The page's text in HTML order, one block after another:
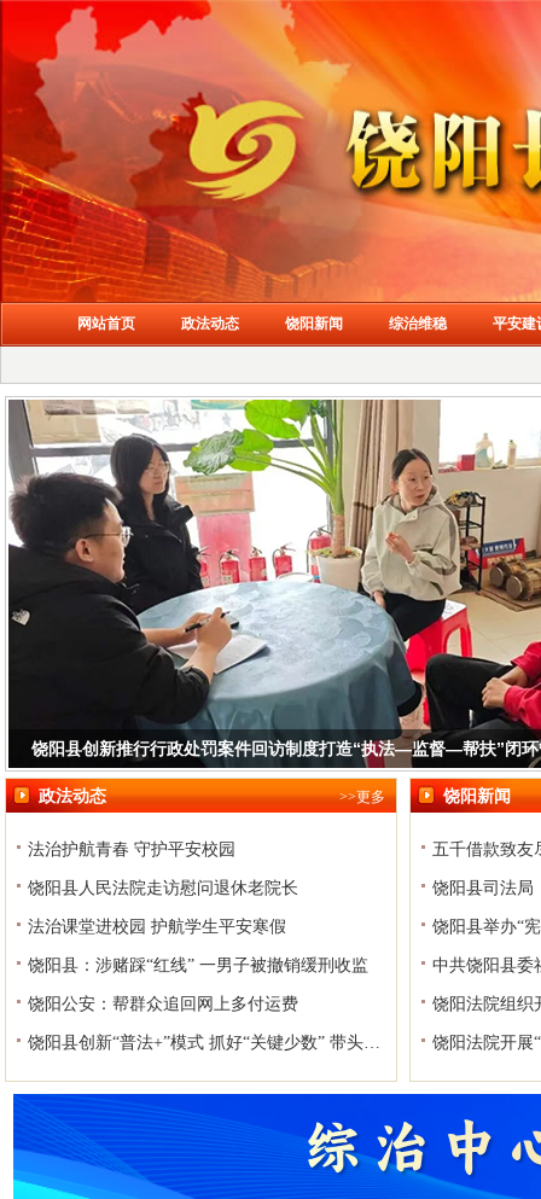
网站首页 政法动态 饶阳新闻 综治维稳 平安建
饶阳县创新推行行政处罚案件回访制度打造“执法—监督—帮扶”闭
政法动态 >>更多
法治护航青春 守护平安校园
饶阳县人民法院走访慰问退休老院长
法治课堂进校园 护航学生平安寒假
饶阳县：涉赌踩“红线” 一男子被撤销缓刑收监
饶阳公安：帮群众追回网上多付运费
饶阳县创新“普法+”模式 抓好“关键少数” 带头绷紧“法治弦”
饶阳新闻
五千借款致友
饶阳县举办“
饶阳法院组织
饶阳法院开展